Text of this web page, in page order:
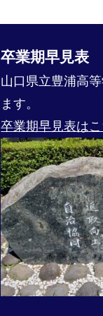
卒業期早見表
山口県立豊浦高
ます。
卒業期早見表はこ